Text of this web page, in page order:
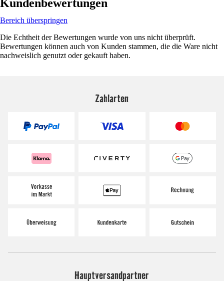
Kundenbewertungen
Bereich überspringen
Die Echtheit der Bewertungen wurde von uns nicht überprüft.
Bewertungen können auch von Kunden stammen, die die Ware nicht
nachweislich genutzt oder gekauft haben.
Zahlarten
Hauptversandpartner